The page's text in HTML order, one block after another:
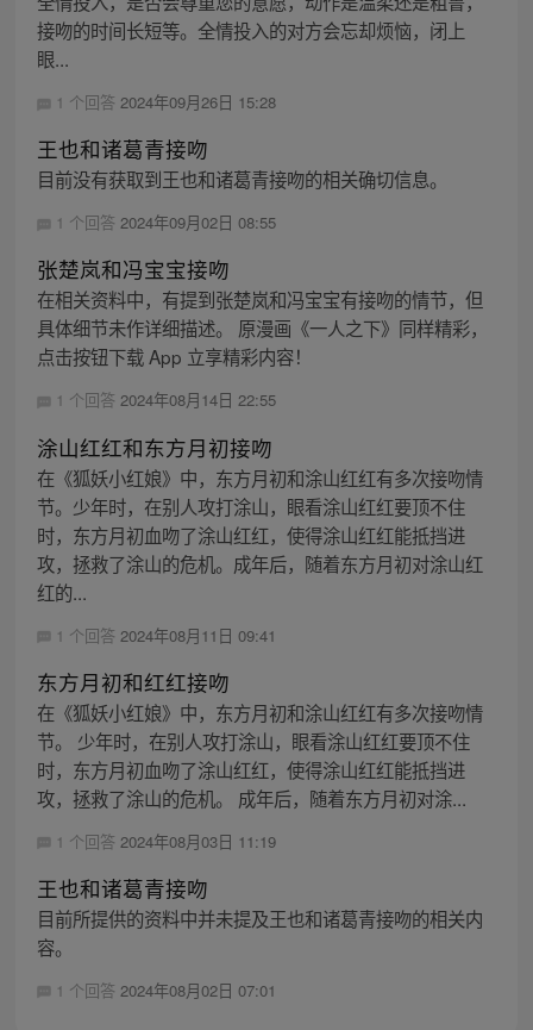
接吻的时间长短等。全情投入的对方会忘却烦恼，闭上
眼...
1 个回答 2024年09月26日 15:28
王也和诸葛青接吻
目前没有获取到王也和诸葛青接吻的相关确切信息。
1 个回答 2024年09月02日 08:55
张楚岚和冯宝宝接吻
在相关资料中，有提到张楚岚和冯宝宝有接吻的情节，但
具体细节未作详细描述。 原漫画《一人之下》同样精彩，
点击按钮下载 App 立享精彩内容！
1 个回答 2024年08月14日 22:55
涂山红红和东方月初接吻
在《狐妖小红娘》中，东方月初和涂山红红有多次接吻情
节。少年时，在别人攻打涂山，眼看涂山红红要顶不住
时，东方月初血吻了涂山红红，使得涂山红红能抵挡进
攻，拯救了涂山的危机。成年后，随着东方月初对涂山红
红的...
1 个回答 2024年08月11日 09:41
东方月初和红红接吻
在《狐妖小红娘》中，东方月初和涂山红红有多次接吻情
节。 少年时，在别人攻打涂山，眼看涂山红红要顶不住
时，东方月初血吻了涂山红红，使得涂山红红能抵挡进
攻，拯救了涂山的危机。 成年后，随着东方月初对涂...
1 个回答 2024年08月03日 11:19
王也和诸葛青接吻
目前所提供的资料中并未提及王也和诸葛青接吻的相关内
容。
1 个回答 2024年08月02日 07:01